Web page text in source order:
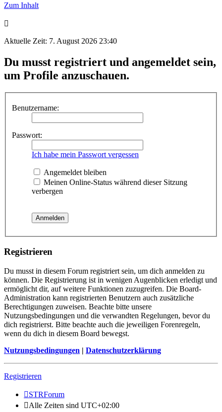
Zum Inhalt
Aktuelle Zeit: 7. August 2026 23:40
Du musst registriert und angemeldet sein,
um Profile anzuschauen.
Benutzername:
Passwort:
Ich habe mein Passwort vergessen
Angemeldet bleiben
Meinen Online-Status während dieser Sitzung
verbergen
Registrieren
Du musst in diesem Forum registriert sein, um dich anmelden zu
können. Die Registrierung ist in wenigen Augenblicken erledigt und
ermöglicht dir, auf weitere Funktionen zuzugreifen. Die Board-
Administration kann registrierten Benutzern auch zusätzliche
Berechtigungen zuweisen. Beachte bitte unsere
Nutzungsbedingungen und die verwandten Regelungen, bevor du
dich registrierst. Bitte beachte auch die jeweiligen Forenregeln,
wenn du dich in diesem Board bewegst.
Nutzungsbedingungen | Datenschutzerklärung
Registrieren
STRForum
Alle Zeiten sind UTC+02:00